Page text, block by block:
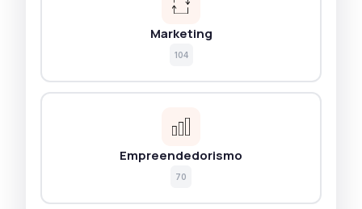
Marketing
104
Empreendedorismo
70